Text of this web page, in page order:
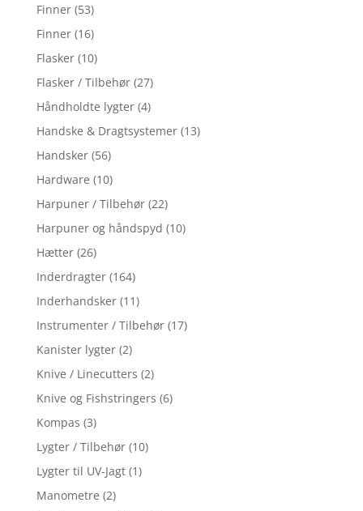
Finner (53)
Finner (16)
Flasker (10)
Flasker / Tilbehør (27)
Håndholdte lygter (4)
Handske & Dragtsystemer (13)
Handsker (56)
Hardware (10)
Harpuner / Tilbehør (22)
Harpuner og håndspyd (10)
Hætter (26)
Inderdragter (164)
Inderhandsker (11)
Instrumenter / Tilbehør (17)
Kanister lygter (2)
Knive / Linecutters (2)
Knive og Fishstringers (6)
Kompas (3)
Lygter / Tilbehør (10)
Lygter til UV-Jagt (1)
Manometre (2)